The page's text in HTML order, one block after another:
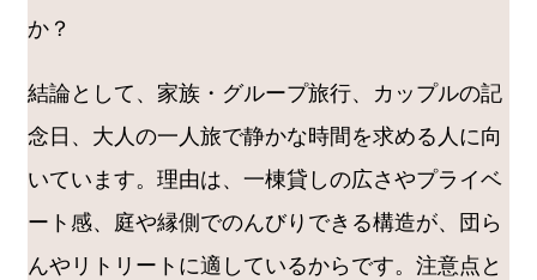
か？
結論として、家族・グループ旅行、カップルの記
念日、大人の一人旅で静かな時間を求める人に向
いています。理由は、一棟貸しの広さやプライベ
ート感、庭や縁側でのんびりできる構造が、団ら
んやリトリートに適しているからです。注意点と